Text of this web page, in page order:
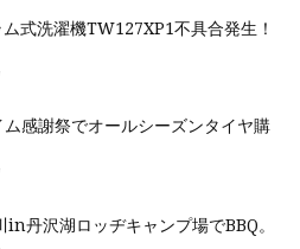
ム式洗濯機TW127XP1不具合発生！
感謝祭でオールシーズンタイヤ購
in丹沢湖ロッヂキャンプ場でBBQ。